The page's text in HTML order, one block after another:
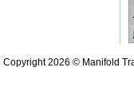
Copyright 2026 © Manifold